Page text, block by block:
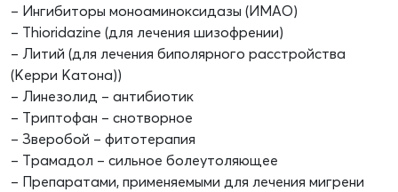
– Ингибиторы моноаминоксидазы (ИМАО)
– Thioridazine (для лечения шизофрении)
– Литий (для лечения биполярного расстройства
(Керри Катона))
– Линезолид – антибиотик
– Триптофан – снотворное
– Зверобой – фитотерапия
– Трамадол – сильное болеутоляющее
– Препаратами, применяемыми для лечения мигрени